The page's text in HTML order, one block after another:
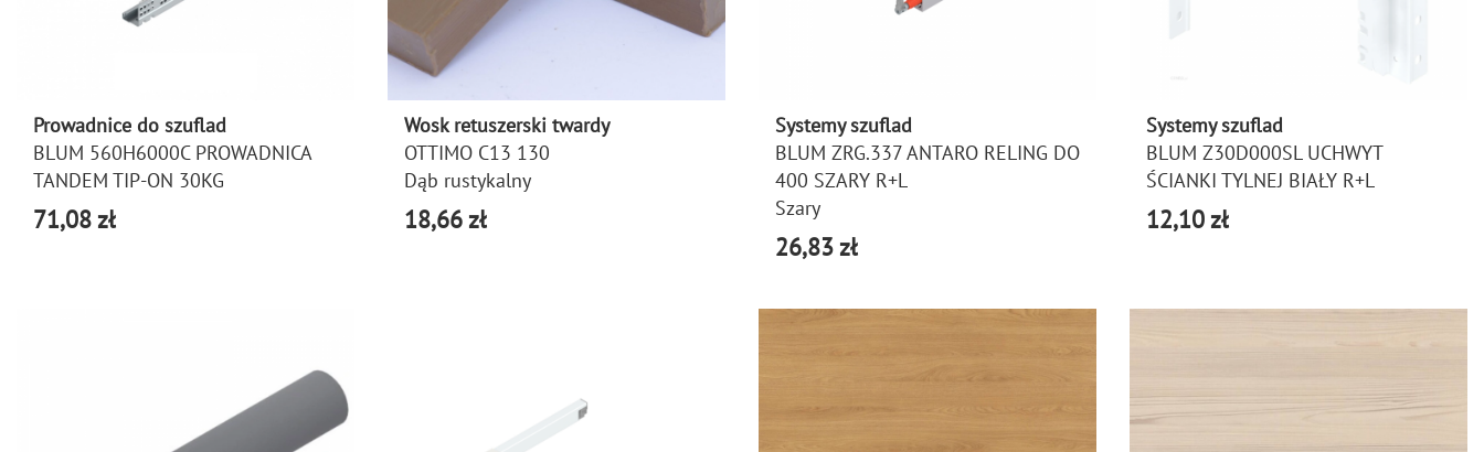
Prowadnice do szuflad
BLUM 560H6000C PROWADNICA
TANDEM TIP-ON 30KG
71,08 zł
Wosk retuszerski twardy
OTTIMO C13 130
Dąb rustykalny
18,66 zł
Systemy szuflad
BLUM ZRG.337 ANTARO RELING DO
400 SZARY R+L
Szary
26,83 zł
Systemy szuflad
BLUM Z30D000SL UCHWYT
ŚCIANKI TYLNEJ BIAŁY R+L
12,10 zł